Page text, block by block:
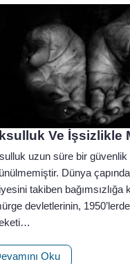
Ve İşsizlikle
uzun süre bir
Dünya
takiben bağımsızlığa
devletlerinin,
Oku